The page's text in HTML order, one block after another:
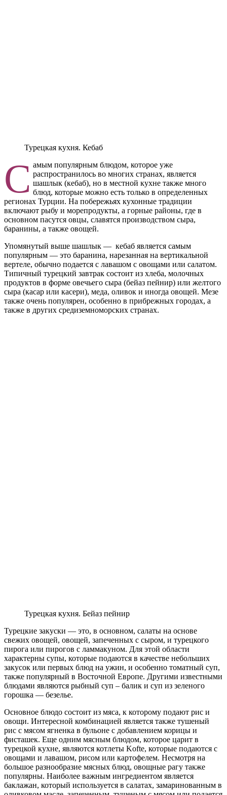
Турецкая кухня. Кебаб
С амым популярным блюдом, которое уже
распространилось во многих странах, является
шашлык (кебаб), но в местной кухне также много
блюд, которые можно есть только в определенных
регионах Турции. На побережьях кухонные традиции
включают рыбу и морепродукты, а горные районы, где в
основном пасутся овцы, славятся производством сыра,
баранины, а также овощей.
Упомянутый выше шашлык — кебаб является самым
популярным — это баранина, нарезанная на вертикальной
вертеле, обычно подается с лавашом с овощами или салатом.
Типичный турецкий завтрак состоит из хлеба, молочных
продуктов в форме овечьего сыра (бейаз пейнир) или желтого
сыра (касар или касери), меда, оливок и иногда овощей. Мезе
также очень популярен, особенно в прибрежных городах, а
также в других средиземноморских странах.
Турецкая кухня. Бейаз пейнир
Турецкие закуски — это, в основном, салаты на основе
свежих овощей, овощей, запеченных с сыром, и турецкого
пирога или пирогов с ламмакуном. Для этой области
характерны супы, которые подаются в качестве небольших
закусок или первых блюд на ужин, и особенно томатный суп,
также популярный в Восточной Европе. Другими известными
блюдами являются рыбный суп – балик и суп из зеленого
горошка — безелье.
Основное блюдо состоит из мяса, к которому подают рис и
овощи. Интересной комбинацией является также тушеный
рис с мясом ягненка в бульоне с добавлением корицы и
фисташек. Еще одним мясным блюдом, которое царит в
турецкой кухне, являются котлеты Kofte, которые подаются с
овощами и лавашом, рисом или картофелем. Несмотря на
большое разнообразие мясных блюд, овощные рагу также
популярны. Наиболее важным ингредиентом является
баклажан, который используется в салатах, замаринованным в